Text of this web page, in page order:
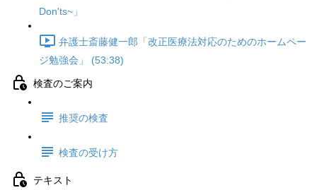
Don'ts~」
弁護士斎藤健一郎「改正医療法対応のためのホームペー
ジ勉強会」 (53:38)
検査のご案内
推奨の検査
検査の受け方
テキスト